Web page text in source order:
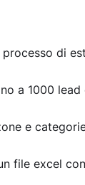
di
a 1000
e
file excel